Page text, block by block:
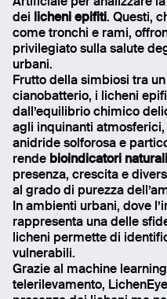
dei
licheni epifiti. Questi,
come tronchi e rami,
privilegiato sulla salute
urbani.
Frutto della simbiosi tra
cianobatterio, i licheni
dall’equilibrio chimico
agli inquinanti
anidride solforosa e
rende bioindicatori naturali
presenza, crescita e
al grado di purezza
In ambienti urbani, dove
rappresenta una delle
licheni permette di
vulnerabili.
Grazie al machine
telerilevamento,
Email
Name
Message